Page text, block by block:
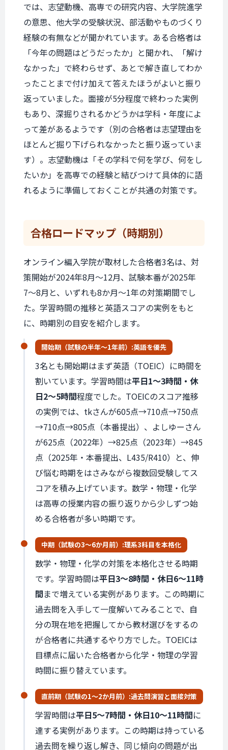
では、志望動機、高専での研究内容、大学院進学
の意思、他大学の受験状況、部活動やものづくり
経験の有無などが聞かれています。ある合格者は
「今年の問題はどうだったか」と聞かれ、「解け
なかった」で終わらせず、あとで解き直してわか
ったことまで付け加えて答えたほうがよいと振り
返っていました。面接が5分程度で終わった実例
もあり、深掘りされるかどうかは学科・年度によ
って差があるようです（別の合格者は志望理由を
ほとんど掘り下げられなかったと振り返っていま
す）。志望動機は「その学科で何を学び、何をし
たいか」を高専での経験と結びつけて具体的に語
れるように準備しておくことが共通の対策です。
合格ロードマップ （時期別）
オンライン編入学院が取材した合格者3名は、対
策開始が2024年8月〜12月、試験本番が2025年
7〜8月と、いずれも8か月〜1年の対策期間でし
た。学習時間の推移と英語スコアの実例をもと
に、時期別の目安を紹介します。
開始期 （試験の半年〜1年前）:英語を優先
3名とも開始期はまず英語（TOEIC）に時間を
割いています。学習時間は平日1〜3時間・休
日2〜5時間程度でした。TOEICのスコア推移
の実例では、tkさんが605点→710点→750点
→710点→805点（本番提出）、よしゆーさん
が625点（2022年）→825点（2023年）→845
点（2025年・本番提出、L435/R410）と、伸
び悩む時期をはさみながら複数回受験してス
コアを積み上げています。数学・物理・化学
は高専の授業内容の振り返りから少しずつ始
める合格者が多い時期です。
中期 （試験の3〜6か月前）:理系3科目を本格化
数学・物理・化学の対策を本格化させる時期
です。学習時間は平日3〜8時間・休日6〜11時
間まで増えている実例があります。この時期に
過去問を入手して一度解いてみることで、自
分の現在地を把握してから教材選びをするの
が合格者に共通するやり方でした。TOEICは
目標点に届いた合格者から化学・物理の学習
時間に振り替えています。
直前期 （試験の1〜2か月前）:過去問演習と面接対策
学習時間は平日5〜7時間・休日10〜11時間に
達する実例があります。この時期は持っている
過去問を繰り返し解き、同じ傾向の問題が出